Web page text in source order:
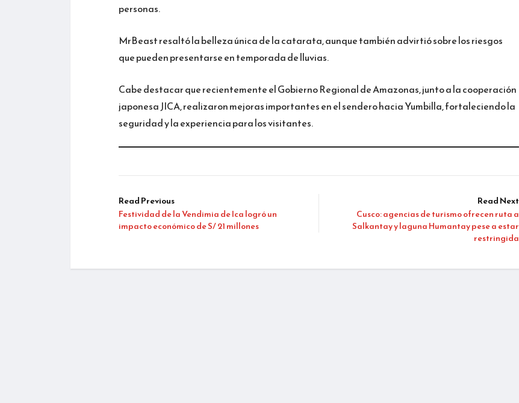
personas.
MrBeast resaltó la belleza única de la catarata, aunque también advirtió sobre los riesgos
que pueden presentarse en temporada de lluvias.
Cabe destacar que recientemente el Gobierno Regional de Amazonas, junto a la cooperación
japonesa JICA, realizaron mejoras importantes en el sendero hacia Yumbilla, fortaleciendo la
seguridad y la experiencia para los visitantes.
Read Previous
Festividad de la Vendimia de Ica logró un
impacto económico de S/ 21 millones
Read Next
Cusco: agencias de turismo ofrecen ruta a
Salkantay y laguna Humantay pese a estar
restringida